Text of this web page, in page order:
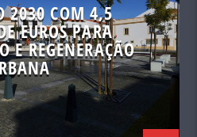
2030 COM 4,5
EUROS PARA
E REGENERAÇÃO